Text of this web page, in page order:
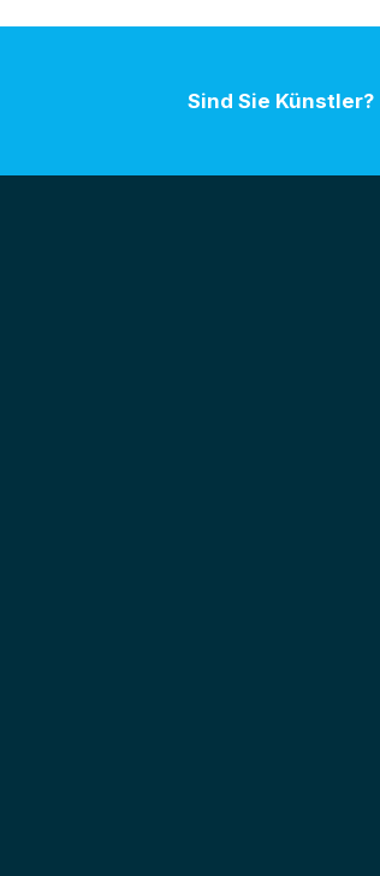
Sind Sie Künstler?